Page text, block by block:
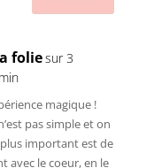
foliesur 3
magique !
pas simple et on
important est de
avec le coeur, en le